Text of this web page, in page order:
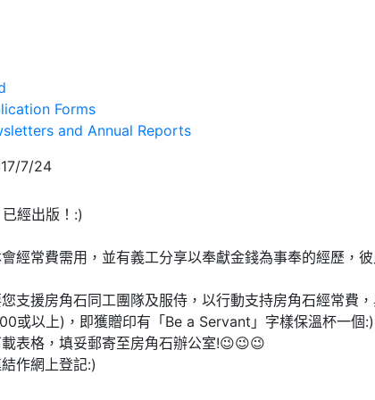
Forms
and Annual Reports
7/24
經出版！:)
經常費需用，並有義工分享以奉獻金錢為事奉的經歷，彼
支援房角石同工團隊及服侍，以行動支持房角石經常費
或以上)，即獲贈印有「Be a Servant」字樣保溫杯一個
表格，填妥郵寄至房角石辦公室!😉😉😉
作網上登記:)